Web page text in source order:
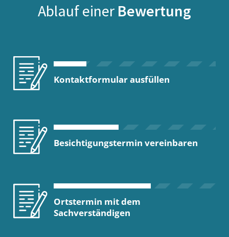
Ablauf einer Bewertung
Kontaktformular ausfüllen
Besichtigungstermin vereinbaren
Ortstermin mit dem
Sachverständigen